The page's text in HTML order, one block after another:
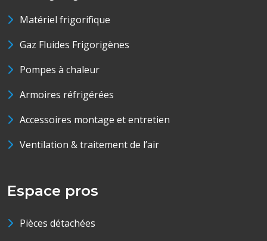
Matériel frigorifique
Gaz Fluides Frigorigènes
Pompes à chaleur
Armoires réfrigérées
Accessoires montage et entretien
Ventilation & traitement de l’air
Espace pros
Pièces détachées